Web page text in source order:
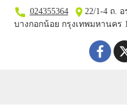
024355364
22/1-4 ถ.
บางกอกน้อย กรุงเทพมหานคร